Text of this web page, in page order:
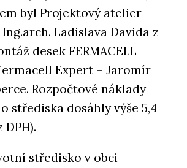
byl Projektový atelier
Ing.arch. Ladislava Davida z
desek FERMACELL
Expert – Jaromír
Rozpočtové náklady
střediska dosáhly výše 5,4
DPH).
středisko v obci